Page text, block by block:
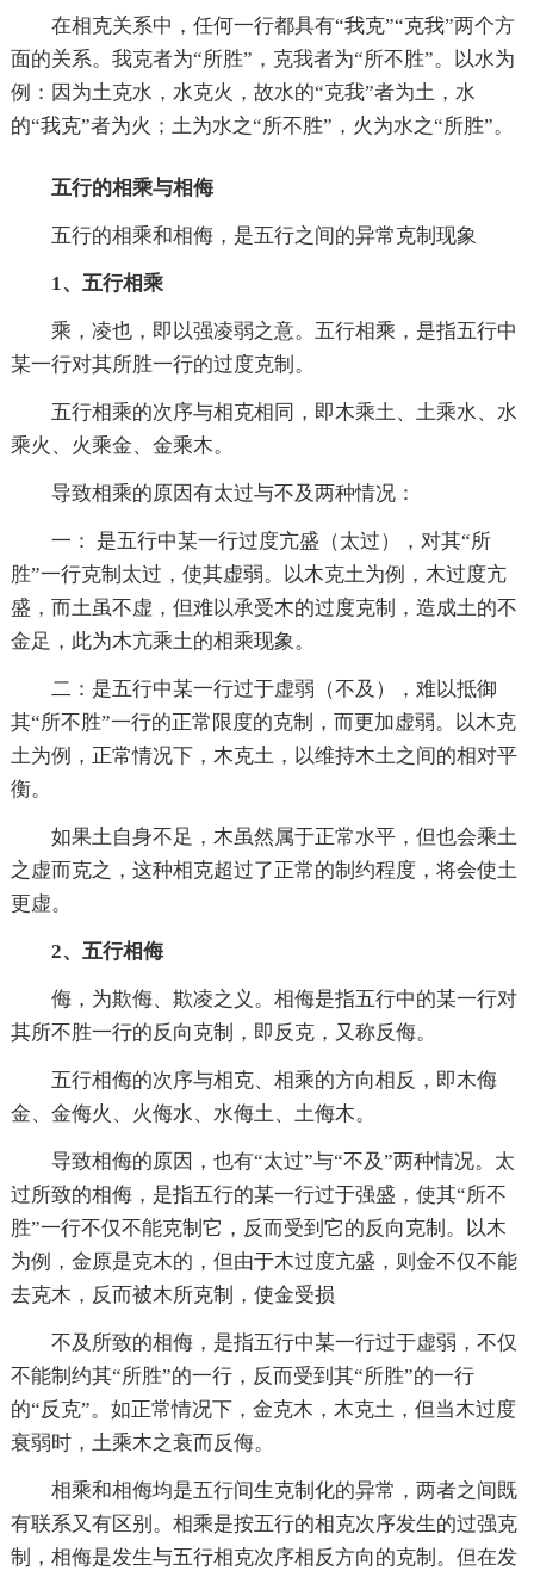
在相克关系中，任何一行都具有“我克”“克我”两个方
面的关系。我克者为“所胜”，克我者为“所不胜”。以水为
例：因为土克水，水克火，故水的“克我”者为土，水
的“我克”者为火；土为水之“所不胜”，火为水之“所胜”。
五行的相乘与相侮
五行的相乘和相侮，是五行之间的异常克制现象
1、五行相乘
乘，凌也，即以强凌弱之意。五行相乘，是指五行中
某一行对其所胜一行的过度克制。
五行相乘的次序与相克相同，即木乘土、土乘水、水
乘火、火乘金、金乘木。
导致相乘的原因有太过与不及两种情况：
一： 是五行中某一行过度亢盛（太过），对其“所
胜”一行克制太过，使其虚弱。以木克土为例，木过度亢
盛，而土虽不虚，但难以承受木的过度克制，造成土的不
金足，此为木亢乘土的相乘现象。
二：是五行中某一行过于虚弱（不及），难以抵御
其“所不胜”一行的正常限度的克制，而更加虚弱。以木克
土为例，正常情况下，木克土，以维持木土之间的相对平
衡。
如果土自身不足，木虽然属于正常水平，但也会乘土
之虚而克之，这种相克超过了正常的制约程度，将会使土
更虚。
2、五行相侮
侮，为欺侮、欺凌之义。相侮是指五行中的某一行对
其所不胜一行的反向克制，即反克，又称反侮。
五行相侮的次序与相克、相乘的方向相反，即木侮
金、金侮火、火侮水、水侮土、土侮木。
导致相侮的原因，也有“太过”与“不及”两种情况。太
过所致的相侮，是指五行的某一行过于强盛，使其“所不
胜”一行不仅不能克制它，反而受到它的反向克制。以木
为例，金原是克木的，但由于木过度亢盛，则金不仅不能
去克木，反而被木所克制，使金受损
不及所致的相侮，是指五行中某一行过于虚弱，不仅
不能制约其“所胜”的一行，反而受到其“所胜”的一行
的“反克”。如正常情况下，金克木，木克土，但当木过度
衰弱时，土乘木之衰而反侮。
相乘和相侮均是五行间生克制化的异常，两者之间既
有联系又有区别。相乘是按五行的相克次序发生的过强克
制，相侮是发生与五行相克次序相反方向的克制。但在发